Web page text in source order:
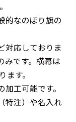
的なのぼり旗の
対応しておりま
みです。横幕は
す。
工可能です。
特注）や名入れ
確認のお
ます。
ご確認のお
ます。
けます。
た商品の邪
ーフ用のポ
た商品の邪
ーフ用のポ